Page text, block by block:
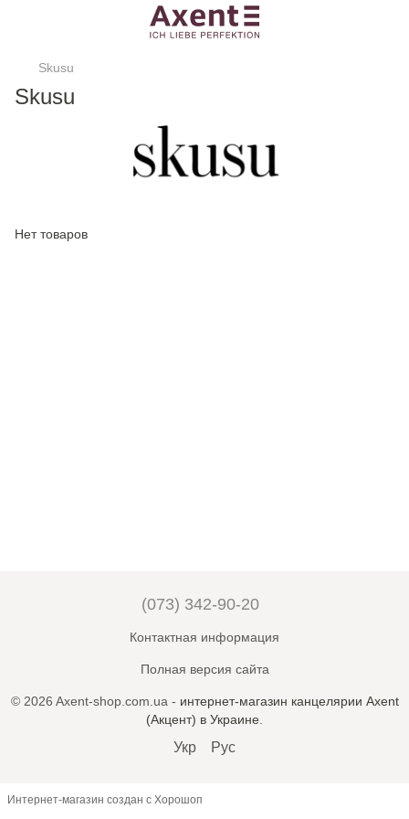
Skusu
Skusu
Нет товаров
(073) 342-90-20
Контактная информация
Полная версия сайта
© 2026 Axent-shop.com.ua - интернет-магазин канцелярии Axent
(Акцент) в Украине
Укр Рус
Интернет-магазин создан с Хорошоп